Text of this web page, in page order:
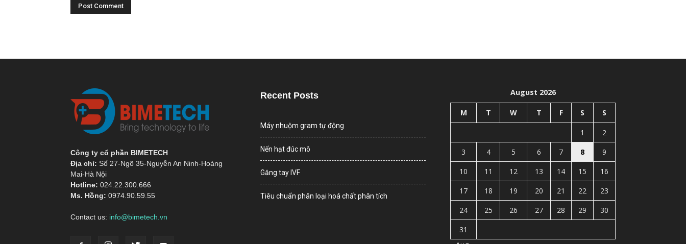
Công ty cổ phần BIMETECH
Địa chỉ: Số 27-Ngõ 35-Nguyễn An Ninh-Hoàng
Mai-Hà Nội
Hotline: 024.22.300.666
Ms. Hồng: 0974.90.59.55
Contact us: info@bimetech.vn
Recent Posts
Máy nhuộm gram tự động
Nến hạt đúc mô
Găng tay IVF
Tiêu chuẩn phân loại hoá chất phân tích
August 2026
M T W T F S S
1
2
3
4 5 6 7 8
9
10
11 12 13 14 15
16
17
18 19 20 21 22
23
24
25 26 27 28 29
30
31